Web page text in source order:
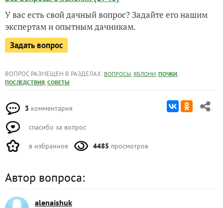
У вас есть свой дачный вопрос? Задайте его нашим
экспертам и опытным дачникам.
Задать вопрос
ВОПРОС РАЗМЕЩЕН В РАЗДЕЛАХ: ВОПРОСЫ, ЯБЛОНИ, ПОЧКИ,
ПОСЛЕДСТВИЯ, СОВЕТЫ
3 комментария
спасибо за вопрос
в избранное 4485 просмотров
Автор вопроса:
alenaishuk